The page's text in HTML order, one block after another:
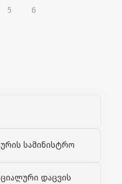
5 6
სამინისტრო
დაცვის